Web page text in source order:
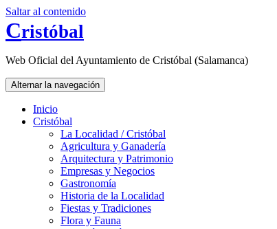
Saltar al contenido
Cristóbal
Web Oficial del Ayuntamiento de Cristóbal (Salamanca)
Alternar la navegación
Inicio
Cristóbal
La Localidad / Cristóbal
Agricultura y Ganadería
Arquitectura y Patrimonio
Empresas y Negocios
Gastronomía
Historia de la Localidad
Fiestas y Tradiciones
Flora y Fauna